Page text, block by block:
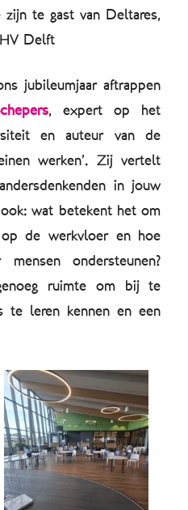
van Deltares,
Delft
jubileumjaar aftrappen
, expert op het
en auteur van de
werken’. Zij vertelt
in jouw
wat betekent het om
de werkvloer en hoe
ondersteunen?
ruimte om bij te
te leren kennen en een